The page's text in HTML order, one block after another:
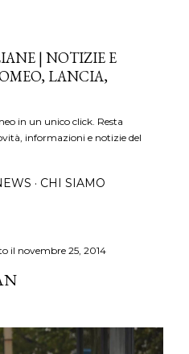
| NOTIZIE E
LANCIA,
in un unico click. Resta
informazioni e notizie del
CHI SIAMO
il novembre 25, 2014